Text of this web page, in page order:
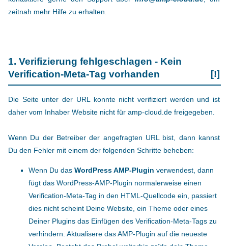
zeitnah mehr Hilfe zu erhalten.
1. Verifizierung fehlgeschlagen - Kein
Verification-Meta-Tag vorhanden
[!]
Die Seite unter der URL konnte nicht verifiziert werden und ist
daher vom Inhaber Website nicht für amp-cloud.de freigegeben.
Wenn Du der Betreiber der angefragten URL bist, dann kannst
Du den Fehler mit einem der folgenden Schritte beheben:
Wenn Du das WordPress AMP-Plugin verwendest, dann
fügt das WordPress-AMP-Plugin normalerweise einen
Verification-Meta-Tag in den HTML-Quellcode ein, passiert
dies nicht scheint Deine Website, ein Theme oder eines
Deiner Plugins das Einfügen des Verification-Meta-Tags zu
verhindern. Aktualisere das AMP-Plugin auf die neueste